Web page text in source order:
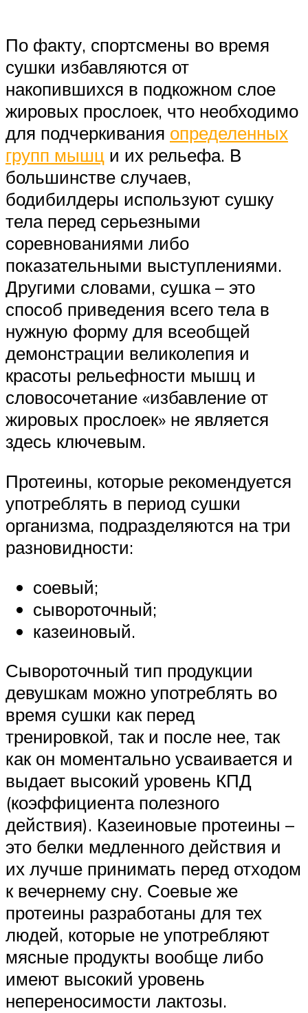
По факту, спортсмены во время
сушки избавляются от
накопившихся в подкожном слое
жировых прослоек, что необходимо
для подчеркивания определенных
групп мышц и их рельефа. В
большинстве случаев,
бодибилдеры используют сушку
тела перед серьезными
соревнованиями либо
показательными выступлениями.
Другими словами, сушка – это
способ приведения всего тела в
нужную форму для всеобщей
демонстрации великолепия и
красоты рельефности мышц и
словосочетание «избавление от
жировых прослоек» не является
здесь ключевым.
Протеины, которые рекомендуется
употреблять в период сушки
организма, подразделяются на три
разновидности:
соевый;
сывороточный;
казеиновый.
Сывороточный тип продукции
девушкам можно употреблять во
время сушки как перед
тренировкой, так и после нее, так
как он моментально усваивается и
выдает высокий уровень КПД
(коэффициента полезного
действия). Казеиновые протеины –
это белки медленного действия и
их лучше принимать перед отходом
к вечернему сну. Соевые же
протеины разработаны для тех
людей, которые не употребляют
мясные продукты вообще либо
имеют высокий уровень
непереносимости лактозы.